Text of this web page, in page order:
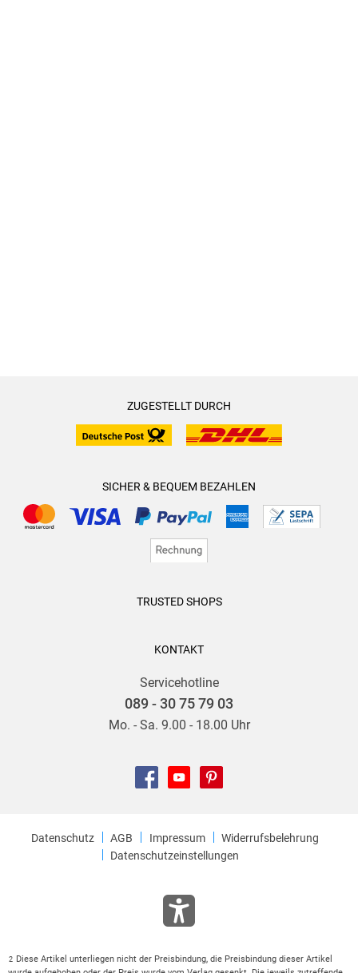
ZUGESTELLT DURCH
SICHER & BEQUEM BEZAHLEN
TRUSTED SHOPS
KONTAKT
Servicehotline
089 - 30 75 79 03
Mo. - Sa. 9.00 - 18.00 Uhr
Datenschutz AGB Impressum
Widerrufsbelehrung
Datenschutzeinstellungen
2
Diese Artikel unterliegen nicht der Preisbindung, die Preisbindung dieser Artikel